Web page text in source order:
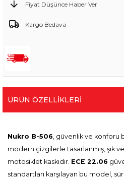
Fiyat Düşünce Haber Ver
Kargo Bedava
ÜRÜN ÖZELLIKLERI
Nukro B-506, güvenlik ve konforu
modern çizgilerle tasarlanmış, şık
motosiklet kaskıdır. ECE 22.06
standartları karşılayan bu model,